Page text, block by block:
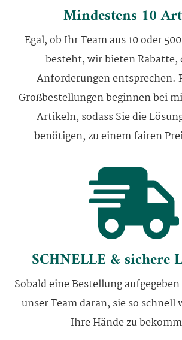
Mindestens 10
Egal, ob Ihr Team aus 10 oder
besteht, wir bieten Rabatte,
Anforderungen entsprechen.
Großbestellungen beginnen bei
Artikeln, sodass Sie die
benötigen, zu einem fairen
SCHNELLE & sichere
Sobald eine Bestellung
unser Team daran, sie so schnell
Ihre Hände zu